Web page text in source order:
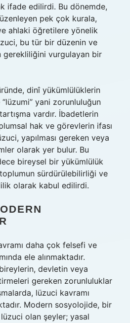
ifade edilirdi. Bu dönemde,
pek çok kurala,
ahlaki öğretilere yönelik
bu tür bir düzenin ve
vurgulayan bir
dinî yükümlülüklerin
yani zorunluluğun
vardır. İbadetlerin
hak ve görevlerin ifası
yapılması gereken veya
olarak yer bulur. Bu
bireysel bir yükümlülük
sürdürülebilirliği ve
olarak kabul edilirdi.
daha çok felsefi ve
ele alınmaktadır.
devletin veya
gereken zorunluluklar
lüzuci kavramı
Modern sosyolojide, bir
olan şeyler; yasal